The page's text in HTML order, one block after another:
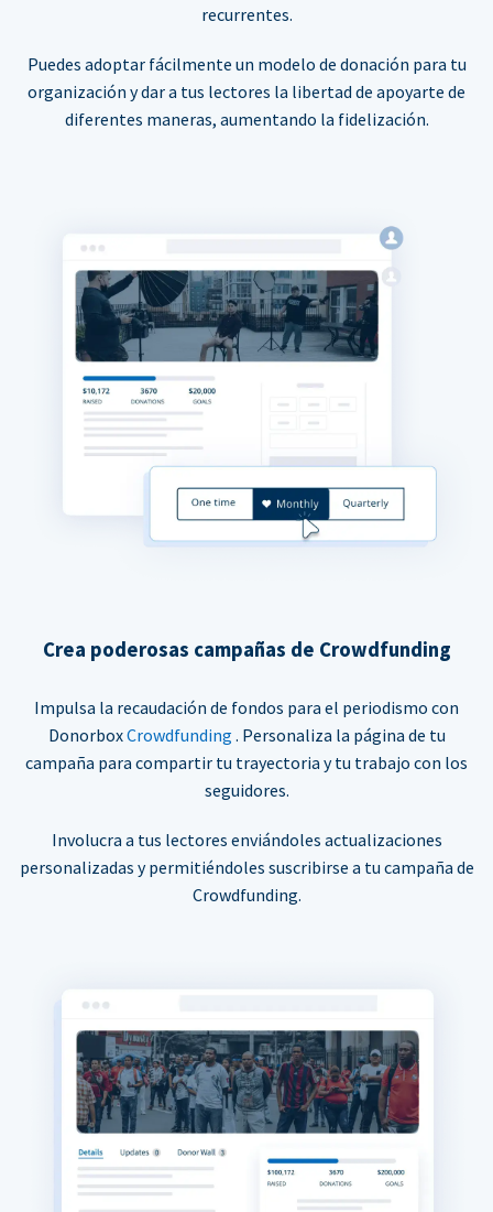
recurrentes.
Puedes adoptar fácilmente un modelo de donación para tu
organización y dar a tus lectores la libertad de apoyarte de
diferentes maneras, aumentando la fidelización.
Crea poderosas campañas de Crowdfunding
Impulsa la recaudación de fondos para el periodismo con
DonorboxCrowdfunding . Personaliza la página de tu
campaña para compartir tu trayectoria y tu trabajo con los
seguidores.
Involucra a tus lectores enviándoles actualizaciones
personalizadas y permitiéndoles suscribirse a tu campaña de
Crowdfunding.